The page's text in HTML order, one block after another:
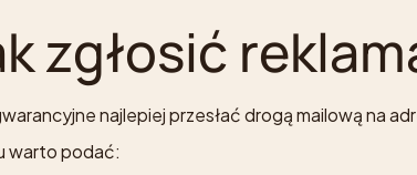
zgłosić
najlepiej przesłać drogą mailową na
warto podać: